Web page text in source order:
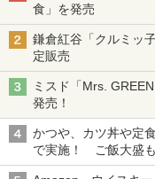
食」を発売
鎌倉紅谷「クルミッ
定販売
ミスド「Mrs.
発売！
かつや、カツ丼や定
で実施！ ご飯大盛